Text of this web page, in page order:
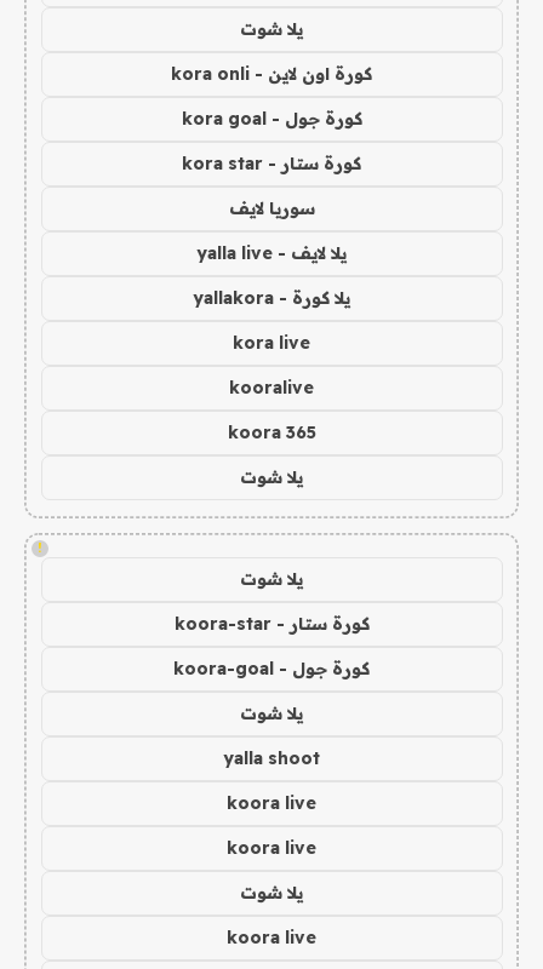
يلا شوت
كورة اون لاين - kora onli
كورة جول - kora goal
كورة ستار - kora star
سوريا لايف
يلا لايف - yalla live
يلا كورة - yallakora
kora live
kooralive
koora 365
يلا شوت
!
يلا شوت
كورة ستار - koora-star
كورة جول - koora-goal
يلا شوت
yalla shoot
koora live
koora live
يلا شوت
koora live